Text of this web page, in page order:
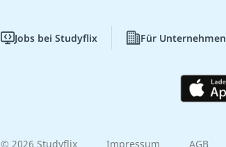
Jobs bei Studyflix Für Unternehmen
© 2026 Studyflix Impressum AGB